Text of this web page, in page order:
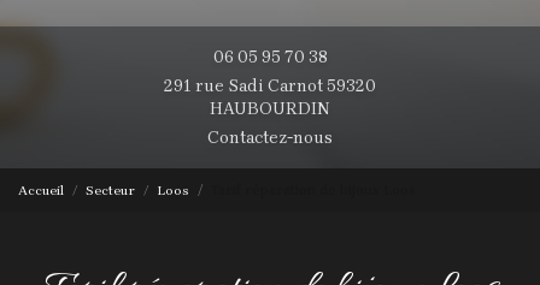
06 05 95 70 38
291 rue Sadi Carnot 59320
HAUBOURDIN
Contactez-nous
Accueil Secteur Loos